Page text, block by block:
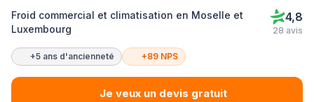
Froid commercial et climatisation en Moselle et
Luxembourg
4,8
28 avis
+5 ans d'ancienneté +89 NPS
Je veux un devis gratuit